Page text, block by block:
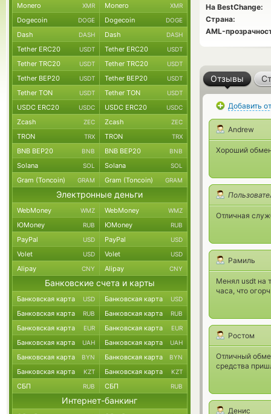
На BestChange:
Страна:
AML-
Отзывы
Добавить
Andrew
Хороший
Отличная
Рамиль
Менял usdt на
часа, что
Ростом
Отличный
средства
Денис
Monero XMR Monero XMR
Dogecoin DOGE Dogecoin DOGE
Dash DASH Dash DASH
Tether ERC20 USDT Tether ERC20 USDT
Tether TRC20 USDT Tether TRC20 USDT
Tether BEP20 USDT Tether BEP20 USDT
Tether TON USDT Tether TON USDT
USDC ERC20 USDC USDC ERC20 USDC
Zcash ZEC Zcash ZEC
TRON TRX TRON TRX
BNB BEP20 BNB BNB BEP20 BNB
Solana SOL Solana SOL
Gram (Toncoin) GRAM Gram (Toncoin) GRAM
Электронные деньги
WebMoney WMZ WebMoney WMZ
ЮMoney RUB ЮMoney RUB
PayPal USD PayPal USD
Volet USD Volet USD
Alipay CNY Alipay CNY
Банковские счета и карты
Банковская карта USD Банковская карта USD
Банковская карта RUB Банковская карта RUB
Банковская карта EUR Банковская карта EUR
Банковская карта UAH Банковская карта UAH
Банковская карта BYN Банковская карта BYN
Банковская карта KZT Банковская карта KZT
СБП RUB СБП RUB
Интернет-банкинг